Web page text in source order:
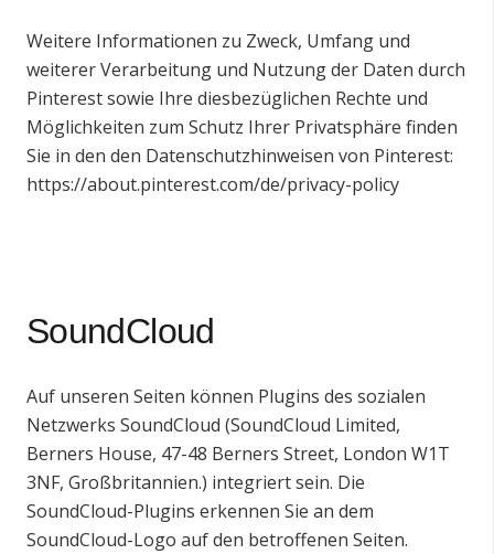
Weitere Informationen zu Zweck, Umfang und
weiterer Verarbeitung und Nutzung der Daten durch
Pinterest sowie Ihre diesbezüglichen Rechte und
Möglichkeiten zum Schutz Ihrer Privatsphäre finden
Sie in den den Datenschutzhinweisen von Pinterest:
https://about.pinterest.com/de/privacy-policy
SoundCloud
Auf unseren Seiten können Plugins des sozialen
Netzwerks SoundCloud (SoundCloud Limited,
Berners House, 47-48 Berners Street, London W1T
3NF, Großbritannien.) integriert sein. Die
SoundCloud-Plugins erkennen Sie an dem
SoundCloud-Logo auf den betroffenen Seiten.